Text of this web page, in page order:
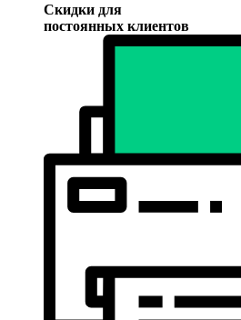
Скидки для
постоянных клиентов